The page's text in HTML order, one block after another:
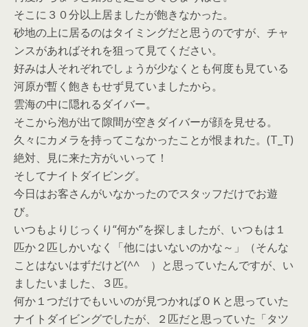
そこに３０分以上居ましたが飽きなかった。
砂地の上に居るのはタイミングだと思うのですが、チャ
ンスがあればそれを狙って見てください。
好みは人それぞれでしょうが少なくとも何度も見ている
河原が暫く飽きもせず見ていましたから。
雲海の中に隠れるダイバー。
そこから泡が出て隙間が空きダイバーが顔を見せる。
久々にカメラを持ってこなかったことが恨まれた。(T_T)
絶対、見に来た方がいいって！
そしてナイトダイビング。
今日はお客さんがいなかったのでスタッフだけでお遊
び。
いつもよりじっくり“何か”を探しましたが、いつもは１
匹か２匹しかいなく「他にはいないのかな～」（そんな
ことはないはずだけど(^^ゞ）と思っていたんですが、い
ましたいました、３匹。
何か１つだけでもいいのが見つかればＯＫと思っていた
ナイトダイビングでしたが、２匹だと思っていた「タツ